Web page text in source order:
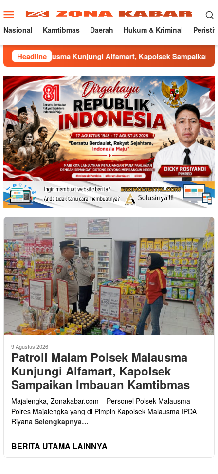
ke
konten
Menu
Mobile
Nasional Kamtibmas Daerah Hukum & Kriminal
Headline
Kunjungi Alfamart, Kapolsek Sampaikan Imbauan
9 Agustus 2026
Patroli Malam Polsek Malausma
Kunjungi Alfamart, Kapolsek
Sampaikan Imbauan Kamtibmas
Majalengka, Zonakabar.com – Personel Polsek Malausma
Polres Majalengka yang di Pimpin Kapolsek Malausma IPDA
Riyana Selengkapnya…
BERITA UTAMA LAINNYA